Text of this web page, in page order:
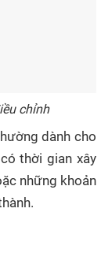
chỉnh
dành cho
thời gian xây
những khoản